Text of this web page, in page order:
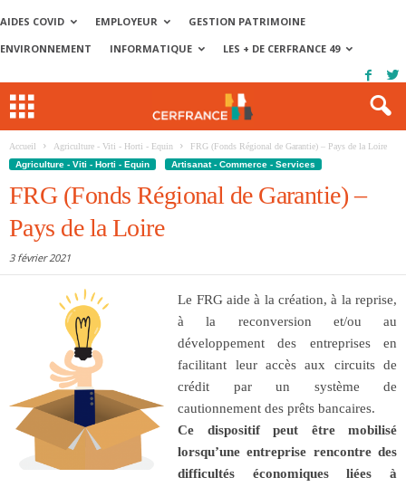
AIDES COVID EMPLOYEUR
GESTION PATRIMOINE
ENVIRONNEMENT
INFORMATIQUE LES + DE CERFRANCE 49
Accueil Agriculture - Viti - Horti - Equin
FRG (Fonds Régional de Garantie) – Pays de la Loire
Agriculture - Viti - Horti - Equin
Artisanat - Commerce - Services
FRG (Fonds Régional de Garantie) –
Pays de la Loire
3 février 2021
Le FRG aide à la création, à la reprise,
à la reconversion et/ou au
développement des entreprises en
facilitant leur accès aux circuits de
crédit par un système de
cautionnement des prêts bancaires.
Ce dispositif peut être mobilisé
lorsqu’une entreprise rencontre des
difficultés économiques liées à